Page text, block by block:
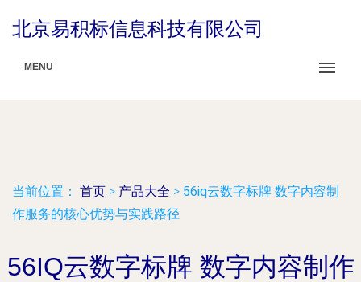
北京易积标信息科技有限公司
MENU
当前位置： 首页 > 产品大全 > 56iq云数字标牌 数字内容制
作服务的核心优势与实践路径
56IQ云数字标牌 数字内容制作